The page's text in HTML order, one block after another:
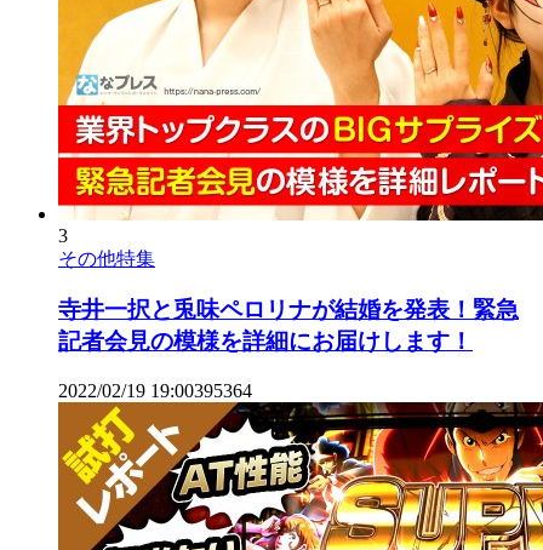
3
その他特集
寺井一択と兎味ペロリナが結婚を発表！緊急
記者会見の模様を詳細にお届けします！
2022/02/19 19:00395364